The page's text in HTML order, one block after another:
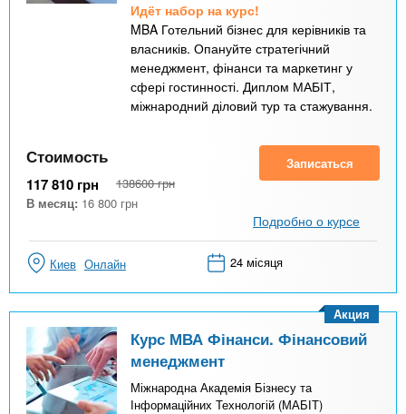
Идёт набор на курс!
MBA Готельний бізнес для керівників та
власників. Опануйте стратегічний
менеджмент, фінанси та маркетинг у
сфері гостинності. Диплом МАБІТ,
міжнародний діловий тур та стажування.
Стоимость
117 810 грн 138600 грн
В месяц: 16 800 грн
Записаться
Подробно о курсе
Киев Онлайн 24 місяця
Курс МВА Фінанси. Фінансовий
менеджмент
Міжнародна Академія Бізнесу та
Інформаційних Технологій (МАБІТ)
Акция